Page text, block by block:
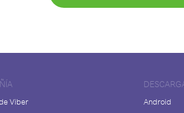
Viber Android